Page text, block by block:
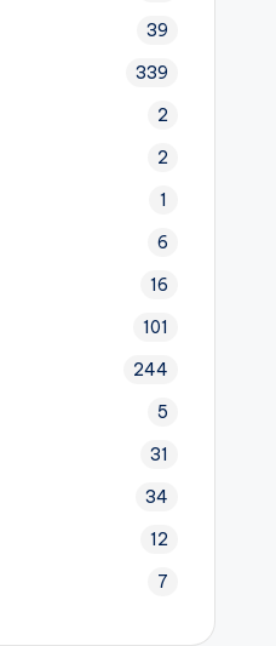
39
339
2
2
1
6
16
101
244
5
31
34
12
7